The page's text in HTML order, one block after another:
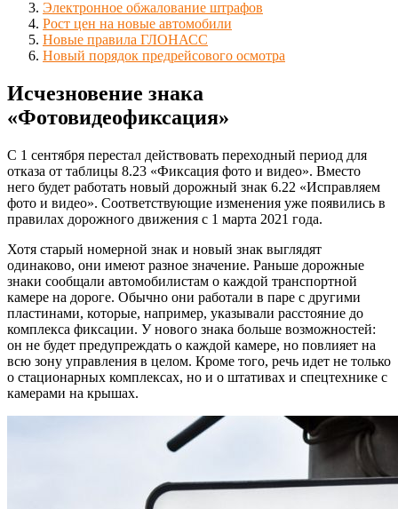
Электронное обжалование штрафов
Рост цен на новые автомобили
Новые правила ГЛОНАСС
Новый порядок предрейсового осмотра
Исчезновение знака
«Фотовидеофиксация»
С 1 сентября перестал действовать переходный период для
отказа от таблицы 8.23 ​​«Фиксация фото и видео». Вместо
него будет работать новый дорожный знак 6.22 «Исправляем
фото и видео». Соответствующие изменения уже появились в
правилах дорожного движения с 1 марта 2021 года.
Хотя старый номерной знак и новый знак выглядят
одинаково, они имеют разное значение. Раньше дорожные
знаки сообщали автомобилистам о каждой транспортной
камере на дороге. Обычно они работали в паре с другими
пластинами, которые, например, указывали расстояние до
комплекса фиксации. У нового знака больше возможностей:
он не будет предупреждать о каждой камере, но повлияет на
всю зону управления в целом. Кроме того, речь идет не только
о стационарных комплексах, но и о штативах и спецтехнике с
камерами на крышах.